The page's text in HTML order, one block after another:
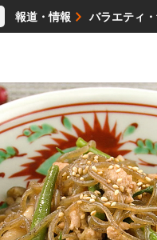
報道・情報 バラエティ